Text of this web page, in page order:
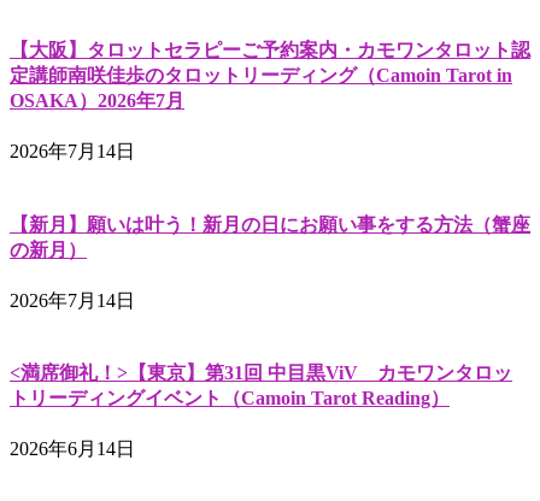
【大阪】タロットセラピーご予約案内・カモワンタロット認
定講師南咲佳歩のタロットリーディング（Camoin Tarot in
OSAKA）2026年7月
2026年7月14日
【新月】願いは叶う！新月の日にお願い事をする方法（蟹座
の新月）
2026年7月14日
<満席御礼！>【東京】第31回 中目黒ViV カモワンタロッ
トリーディングイベント（Camoin Tarot Reading）
2026年6月14日